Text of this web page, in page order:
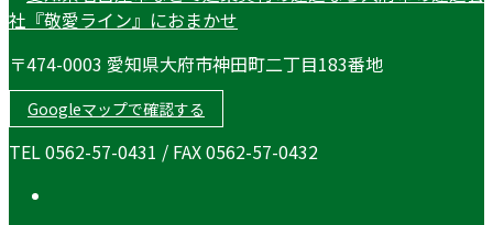
〒474-0003 愛知県大府市神田町二丁目183番地
Googleマップで確認する
TEL 0562-57-0431 / FAX 0562-57-0432